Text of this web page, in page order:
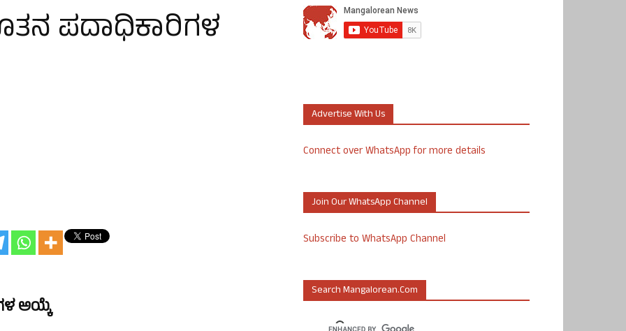
ಪದಾಧಿಕಾರಿಗಳ
ಅಯ್ಕೆ
Advertise With Us
Connect over WhatsApp for more details
Join Our WhatsApp Channel
Subscribe to WhatsApp Channel
Search Mangalorean.com